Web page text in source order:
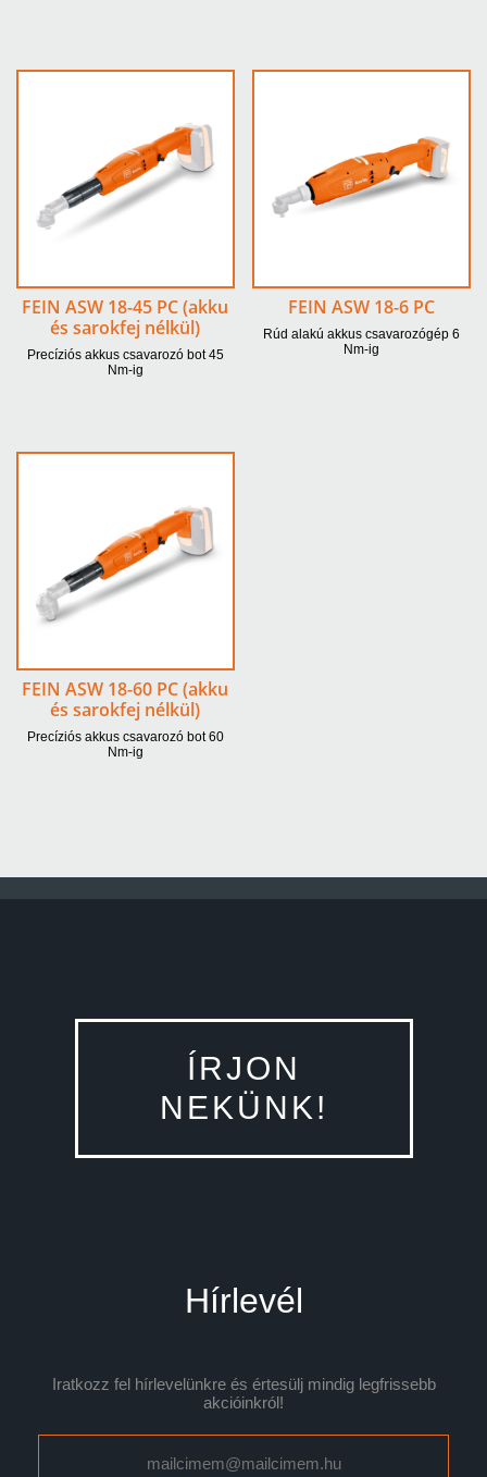
FEIN ASW 18-45 PC (akku
és sarokfej nélkül)
Precíziós akkus csavarozó bot 45
Nm-ig
FEIN ASW 18-6 PC
Rúd alakú akkus csavarozógép 6
Nm-ig
FEIN ASW 18-60 PC (akku
és sarokfej nélkül)
Precíziós akkus csavarozó bot 60
Nm-ig
ÍRJON
NEKÜNK!
Hírlevél
Iratkozz fel hírlevelünkre és értesülj mindig legfrissebb
akcióinkról!